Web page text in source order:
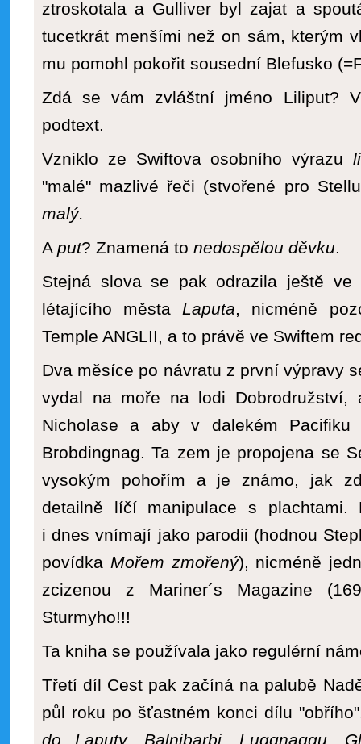
ztroskotala a Gulliver byl zajat a
tucetkrát menšími než on sám, kterým
mu pomohl pokořit sousední Blefusko
Zdá se vám zvláštní jméno Liliput?
podtext.
Vzniklo ze Swiftova osobního výrazu
"malé" mazlivé řeči (stvořené pro
malý.
A put? Znamená to nedospělou děvku.
Stejná slova se pak odrazila ještě
létajícího městaLaputa, nicméně
Temple ANGLII, a to právě ve Swiftem
Dva měsíce po návratu z první výpravy
vydal na moře na lodi Dobrodružství,
Nicholase a aby v dalekém
Brobdingnag. Ta zem je propojena se
vysokým pohořím a je známo, jak
detailně líčí manipulace s plachtami.
i dnes vnímají jako parodii (hodnou
povídka Mořem zmořený), nicméně
zcizenou z Mariner´s Magazine
Sturmyho!!!
Ta kniha se používala jako regulérní
Třetí díl Cest pak začíná na palubě
půl roku po šťastném konci dílu
do Laputy, Balnibarbi, Luggnaggu,